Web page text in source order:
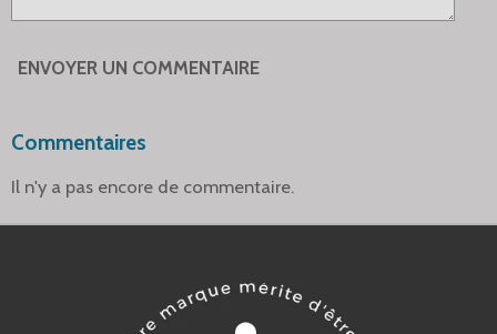
ENVOYER UN COMMENTAIRE
Commentaires
Il n'y a pas encore de commentaire.